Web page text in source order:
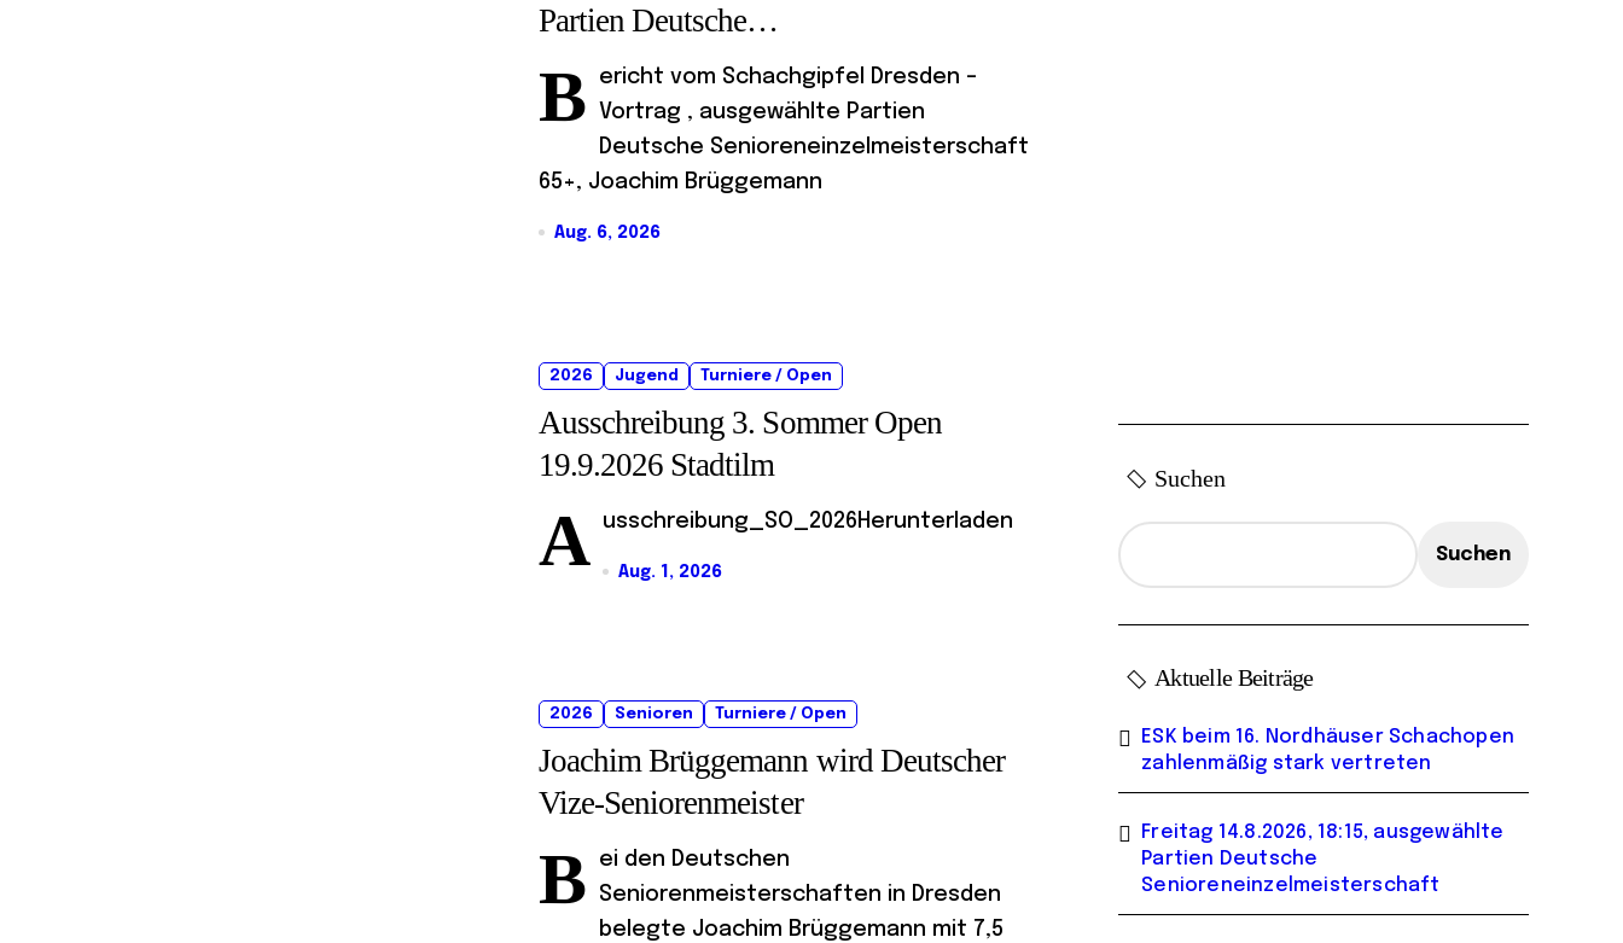
Partien Deutsche
Senioreneinzelmeisterschaft
B
ericht vom Schachgipfel Dresden –
Vortrag , ausgewählte Partien
Deutsche Senioreneinzelmeisterschaft
65+, Joachim Brüggemann
Aug. 6, 2026
2026 Jugend Turniere / Open
Ausschreibung 3. Sommer Open
19.9.2026 Stadtilm
A usschreibung_SO_2026Herunterladen
Aug. 1, 2026
2026 Senioren Turniere / Open
Joachim Brüggemann wird Deutscher
Vize-Seniorenmeister
B
ei den Deutschen
Seniorenmeisterschaften in Dresden
belegte Joachim Brüggemann mit 7,5
Suchen
Suchen
Aktuelle Beiträge
ESK beim 16. Nordhäuser Schachopen
zahlenmäßig stark vertreten
Freitag 14.8.2026, 18:15, ausgewählte
Partien Deutsche
Senioreneinzelmeisterschaft